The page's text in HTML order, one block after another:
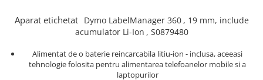
Etichete haine Aimo Phomemo
M200 | M220
Etichete Aimo rotunde
Batoane silicon cu sclipici
Batoane silicon Rapid Fun to Fix
Batoane silicon PVC/ Cabluri
Batoane silicon pluta
Truse de scule combinate pentru
Geanta | Rucsac pentru scule
Aparat etichetat Dymo LabelManager 360 , 19 mm, include
acumulator Li-Ion , S0879480
Alimentat de o baterie reincarcabila litiu-ion - inclusa, aceeasi
tehnologie folosita pentru alimentarea telefoanelor mobile si a
laptopurilor